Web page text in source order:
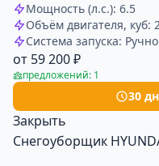
Мощность (л.с.): 6.5
Объём двигателя, куб:
Система запуска:
от 59 200 ₽
предложений: 1
30
Закрыть
Снегоуборщик